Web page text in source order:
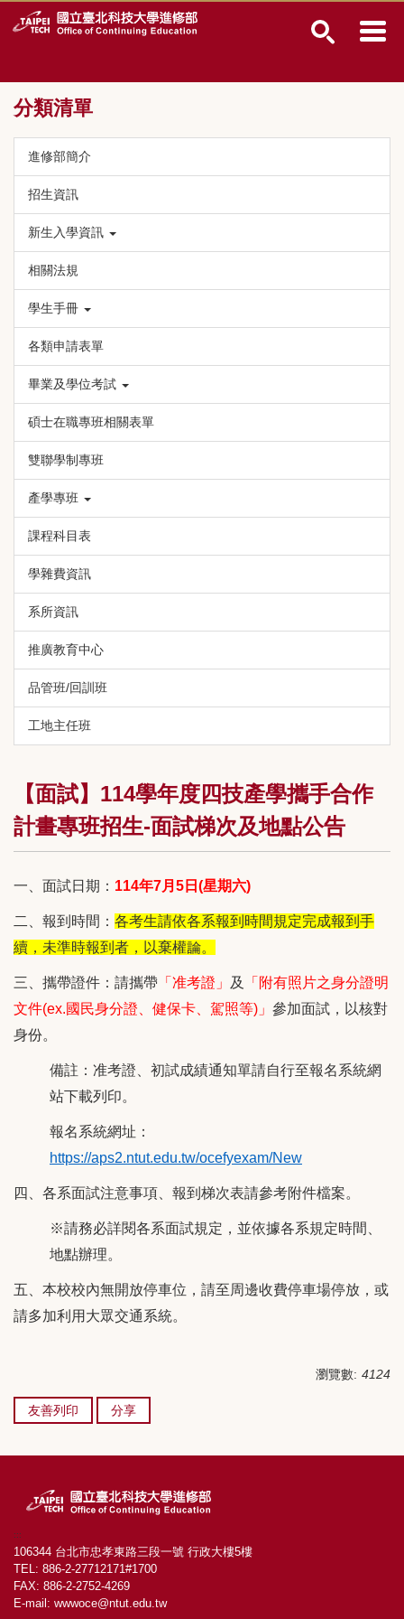
到
容
分類清單
進修部簡介
招生資訊
新生入學資訊
相關法規
學生手冊
各類申請表單
畢業及學位考試
碩士在職專班相關表單
雙聯學制專班
產學專班
課程科目表
學雜費資訊
系所資訊
推廣教育中心
品管班/回訓班
工地主任班
【面試】114學年度四技產學攜手合作
計畫專班招生-面試梯次及地點公告
一、面試日期： 114年7月5日(星期六)
二、報到時間： 各考生請依各系報到時間規定完成報到手
續，未準時報到者，以棄權論。
三、攜帶證件：請攜帶 「准考證」 及
「附有照片之身分證明
文件(ex.國民身分證、健保卡、駕照等)」 參加面試，以核對
身份。
備註：准考證、初試成績通知單請自行至報名系統網
站下載列印。
報名系統網址：
https://aps2.ntut.edu.tw/ocefyexam/New
四、各系面試注意事項、報到梯次表請參考附件檔案。
※請務必詳閱各系面試規定，並依據各系規定時間、
地點辦理。
五、本校校內無開放停車位，請至周邊收費停車場停放，或
請多加利用大眾交通系統。
瀏覽數: 4124
友善列印 分享
:::
106344 台北市忠孝東路三段一號 行政大樓5樓
TEL: 886-2-27712171#1700
FAX: 886-2-2752-4269
E-mail: wwwoce@ntut.edu.tw